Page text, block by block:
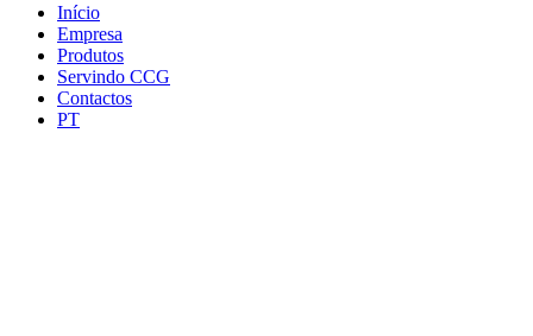
Início
Empresa
Produtos
Servindo CCG
Contactos
PT